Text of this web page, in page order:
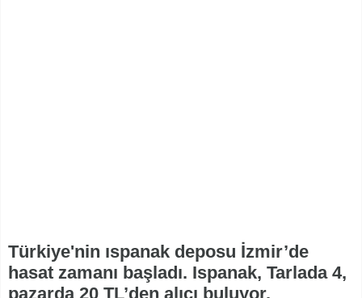
Türkiye'nin ıspanak deposu İzmir’de
hasat zamanı başladı. Ispanak, Tarlada 4,
pazarda 20 TL’den alıcı buluyor.